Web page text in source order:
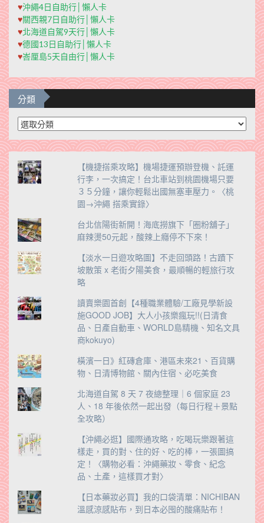
♥沖繩4日自助行│懶人卡
♥關西親7日自助行│懶人卡
♥北海道自駕9天行│懶人卡
♥德國13日自助行│懶人卡
♥峇厘島5天自由行│懶人卡
分類
分
類
【機捷搭乘攻略】機場捷運預辦登機、託運
行李，一次搞定！台北車站到桃園機場只要
３５分鐘，讓你輕鬆出國無塞車壓力。〈桃
園→沖繩 搭乘實錄〉
台北信陽街新開！海底撈旗下「圈粉舖子」
麻辣燙50元起，酸辣上癮停不下來！
【淡水一日遊攻略圖】不走回頭路！古蹟下
坡散策 x 老街夕陽美食，最順暢的輕旅行攻
略
讀賣樂園首創【4種職業體驗/工廠見學新設
施GOOD JOB】大人小孩樂瘋玩!!(日清食
品、日產自動車、WORLD島精機、知名文具
商kokuyo)
橫濱一日》紅磚倉庫、港區未來21、百貨購
物、日清博物館、關內住宿、必吃美食
北海道自駕 8 天 7 夜總整理｜6 個家庭 23
人、18 年後依然一起出發（每日行程＋景點
全攻略）
【沖繩必逛】國際通攻略，吃喝玩樂跟著這
樣走，買的對、住的好、吃的棒，一張圖搞
定！〈購物必看：沖繩藥妝、零食、紀念
品、土產，這樣買才對〉
【日本藥妝必買】我的口袋清單：NICHIBAN
溫感涼感貼布，到日本必囤的酸痛貼布！